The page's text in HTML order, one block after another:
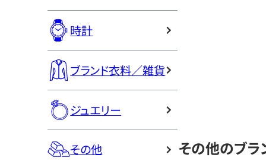
時計
ブランド衣料／雑貨
ジュエリー
その他
その他のブラ